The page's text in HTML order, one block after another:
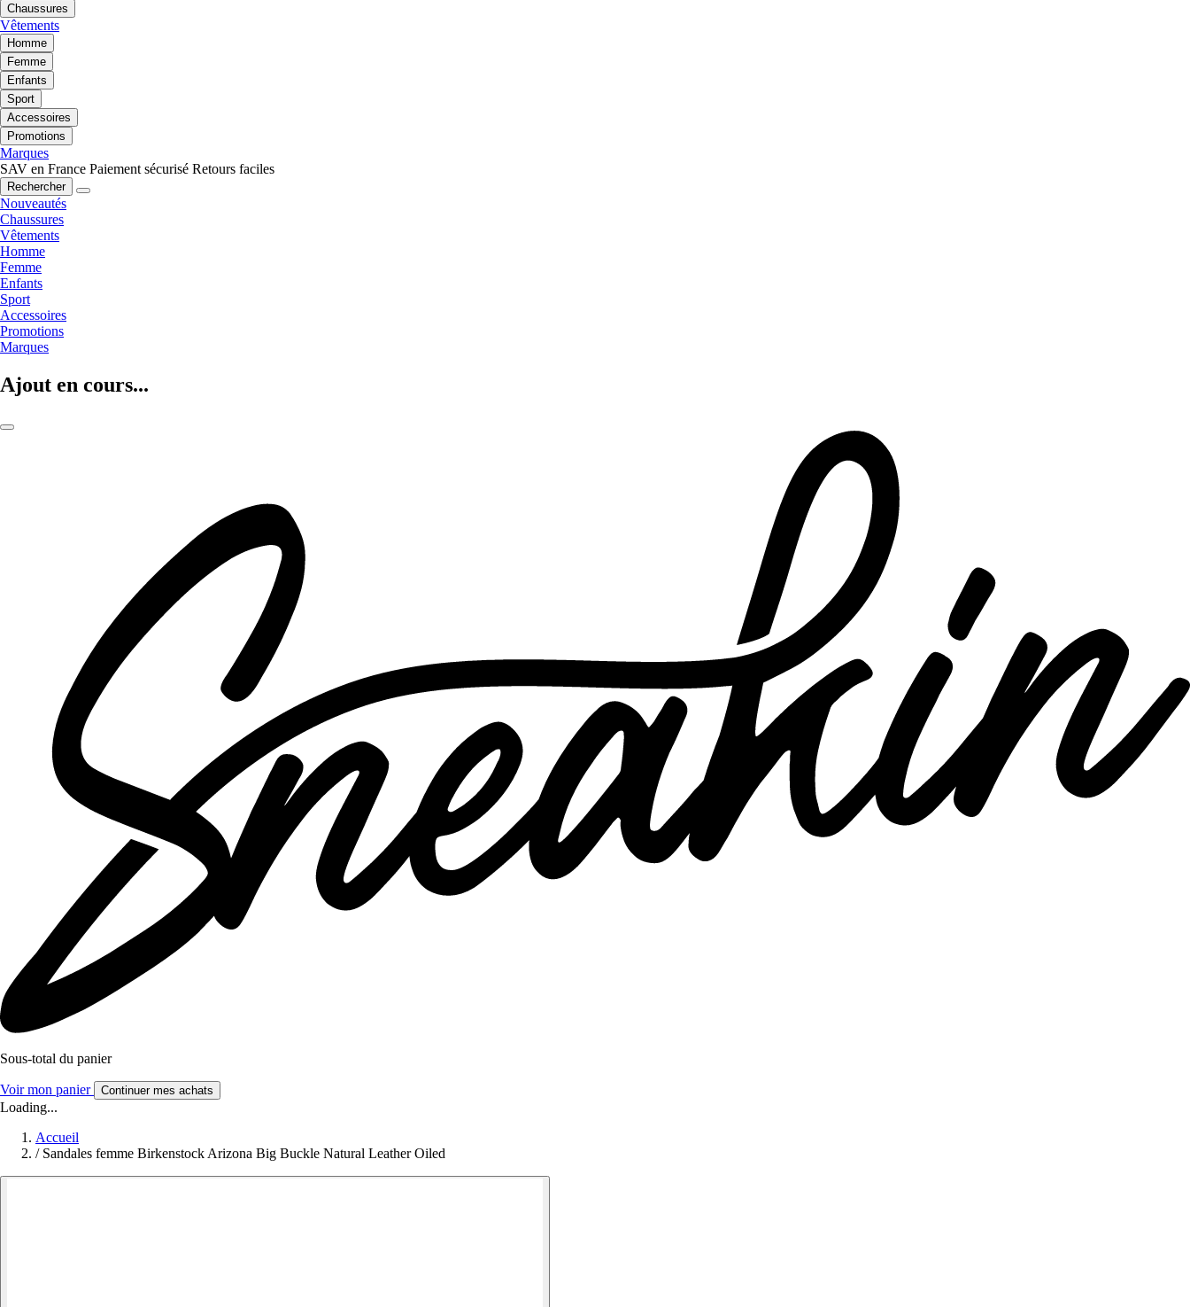
Chaussures
Vêtements
Homme
Femme
Enfants
Sport
Accessoires
Promotions
Marques
SAV en France Paiement sécurisé Retours faciles
Rechercher
Nouveautés
Chaussures
Vêtements
Homme
Femme
Enfants
Sport
Accessoires
Promotions
Marques
Ajout en cours...
Sous-total du panier
Voir mon panier Continuer mes achats
Loading...
Accueil
/ Sandales femme Birkenstock Arizona Big Buckle Natural Leather Oiled